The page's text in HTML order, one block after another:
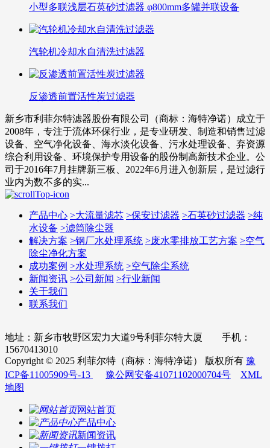
小型多联浅层石英砂过滤器 φ800mm多罐并联设备
汽轮机冷却水自清洗过滤器
反渗透前置活性炭过滤器
新乡市利菲尔特滤器股份有限公司（商标：海特净诺）成立于
2008年，专注于流体环保行业，是专业研发、制造和销售过滤
设备、空气净化设备、海水淡化设备、污水处理设备、弃资源
综合利用设备、环境保护专用设备的股份制高新技术企业。公
司于2016年7月挂牌新三板、2022年6月进入创新层，是过滤行
业内为数不多的实...
产品中心 >大流量滤芯 >保安过滤器 >石英砂过滤器 >纯
水设备 >滤筒除尘器
解决方案 >钢厂水处理系统 >废水零排放工艺方案 >空气
除尘净化方案
成功案例 >水处理系统 >空气除尘系统
新闻资讯 >公司新闻 >行业新闻
关于我们
联系我们
地址：新乡市牧野区宏力大道9号利菲尔特大厦 手机：
15670413010
Copyright © 2025 利菲尔特（商标：海特净诺） 版权所有 豫
ICP备11005909号-13
豫公网安备41071102000704号
XML
地图
网站首页
产品中心
新闻资讯